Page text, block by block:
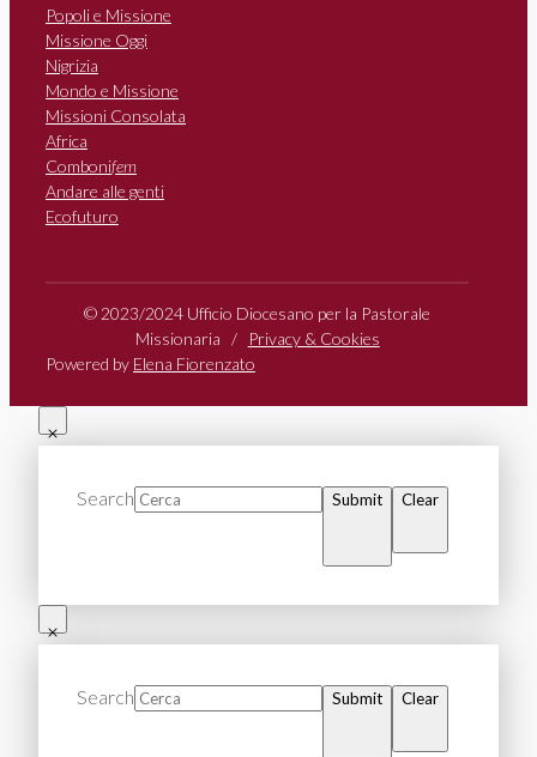
Popoli e Missione
Missione Oggi
Nigrizia
Mondo e Missione
Missioni Consolata
Africa
Combonifem
Andare alle genti
Ecofuturo
© 2023/2024 Ufficio Diocesano per la Pastorale
Missionaria /
Privacy & Cookies
Powered by Elena Fiorenzato
Search Submit Clear
Search Submit Clear